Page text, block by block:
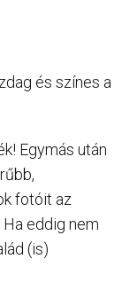
és színes a
Egymás után
fotóit az
eddig nem
(is)